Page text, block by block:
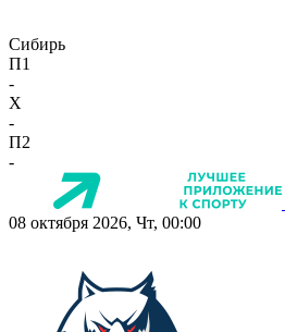
Сибирь
П1
-
X
-
П2
-
08 октября 2026, Чт, 00:00